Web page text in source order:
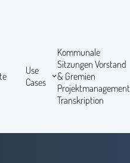
Use
Cases
Kommunale
SitzungenVorstand
& Gremien
Projektmanagement
Transkription